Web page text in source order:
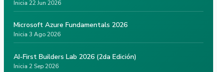
Inicia 22 Jun 2026
Microsoft Azure Fundamentals 2026
Inicia 3 Ago 2026
AI-First Builders Lab 2026 (2da Edición)
Inicia 2 Sep 2026